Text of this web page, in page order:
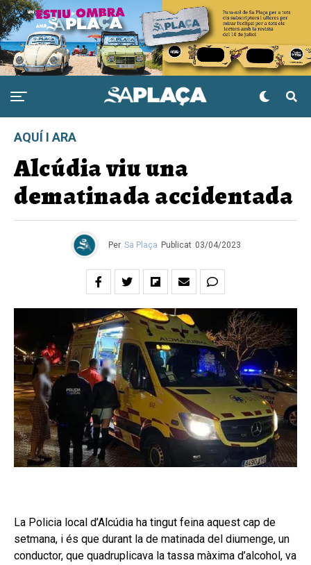
AQUÍ I ARA
Alcúdia viu una
dematinada accidentada
Per Sa Plaça Publicat 03/04/2023
La Policia local d’Alcúdia ha tingut feina aquest cap de
setmana, i és que durant la de matinada del diumenge, un
conductor, que quadruplicava la tassa màxima d’alcohol, va